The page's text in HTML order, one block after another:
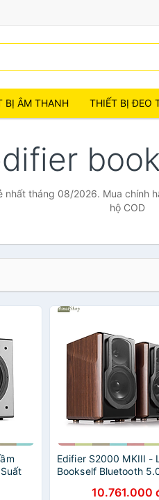
BỊ ÂM THANH THIẾT BỊ ĐEO
nhất tháng 08/2026. Mua chính
hộ COD
Edifier S2000 MKIII -
Bookself Bluetooth
Hàng chính hãng
10.761.000